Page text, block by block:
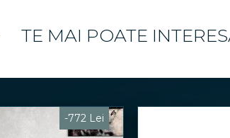
TE MAI POATE
-772 Lei